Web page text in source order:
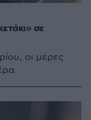
σε
οι μέρες